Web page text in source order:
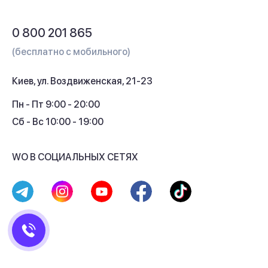
Кэшбек
0 800 201 865
(бесплатно с мобильного)
Киев, ул. Воздвиженская, 21-23
Пн - Пт 9:00 - 20:00
Сб - Вс 10:00 - 19:00
WO В СОЦИАЛЬНЫХ СЕТЯХ